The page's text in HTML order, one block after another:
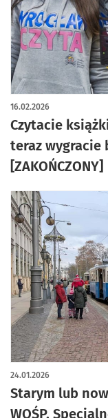
Czytacie
teraz wygracie
[ZAKOŃCZONY]
16.02.2026
Starym lub
WOŚP.
24.01.2026